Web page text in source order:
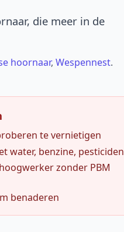
die meer in de
hoornaar, Wespennest.
te vernietigen
water, benzine, pesticiden
zonder PBM
benaderen